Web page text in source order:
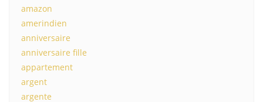
amazon
amerindien
anniversaire
anniversaire fille
appartement
argent
argente